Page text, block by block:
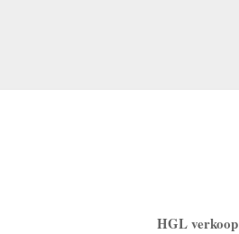
HGL verkoop